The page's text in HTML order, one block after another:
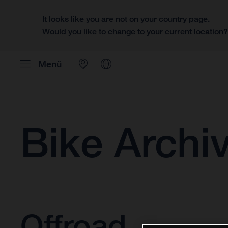
It looks like you are not on your country page.
Would you like to change to your current location?
Menü
Bike